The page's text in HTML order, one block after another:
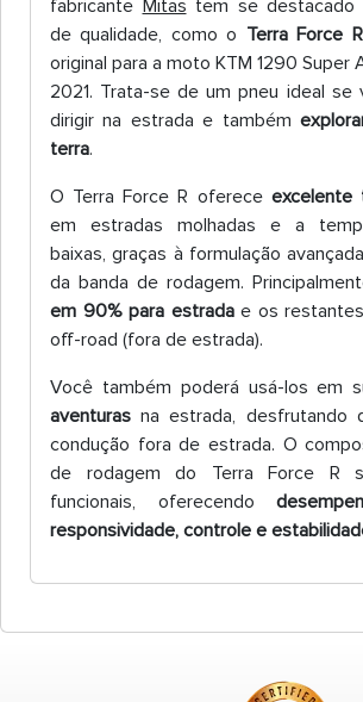
fabricante Mitas tem se destacado
de qualidade, como o Terra Force R
original para a moto KTM 1290 Super
2021. Trata-se de um pneu ideal
dirigir na estrada e também
terra.
O Terra Force R oferece excelente
em estradas molhadas e a
baixas, graças à formulação
da banda de rodagem.
em 90% para estradae os
off-road (fora de estrada).
Você também poderá usá-los em
aventuras na estrada, desfrutando
condução fora de estrada. O
de rodagem do Terra Force R
funcionais, oferecendo
responsividade, controle e